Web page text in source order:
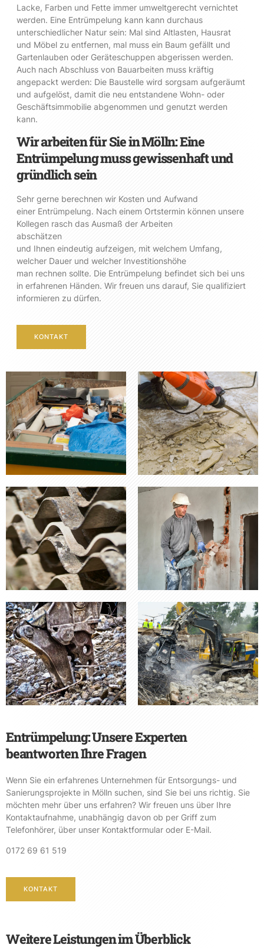
Entrümpelung: Unsere Experten
beantworten Ihre Fragen
Wenn Sie ein erfahrenes Unternehmen für Entsorgungs- und
Sanierungsprojekte in Mölln suchen, sind Sie bei uns richtig. Sie
möchten mehr über uns erfahren? Wir freuen uns über Ihre
Kontaktaufnahme, unabhängig davon ob per Griff zum
Telefonhörer, über unser Kontaktformular oder E-Mail.
0172 69 61 519
KONTAKT
Weitere Leistungen im Überblick
Lacke, Farben und Fette immer umweltgerecht vernichtet
werden. Eine Entrümpelung kann kann durchaus
unterschiedlicher Natur sein: Mal sind Altlasten, Hausrat
und Möbel zu entfernen, mal muss ein Baum gefällt und
Gartenlauben oder Geräteschuppen abgerissen werden.
Auch nach Abschluss von Bauarbeiten muss kräftig
angepackt werden: Die Baustelle wird sorgsam aufgeräumt
und aufgelöst, damit die neu entstandene Wohn- oder
Geschäftsimmobilie abgenommen und genutzt werden
kann.
Wir arbeiten für Sie in Mölln: Eine
Entrümpelung muss gewissenhaft und
gründlich sein
Sehr gerne berechnen wir Kosten und Aufwand
einer Entrümpelung. Nach einem Ortstermin können unsere
Kollegen rasch das Ausmaß der Arbeiten
abschätzen
und Ihnen eindeutig aufzeigen, mit welchem Umfang,
welcher Dauer und welcher Investitionshöhe
man rechnen sollte. Die Entrümpelung befindet sich bei uns
in erfahrenen Händen. Wir freuen uns darauf, Sie qualifiziert
informieren zu dürfen.
KONTAKT